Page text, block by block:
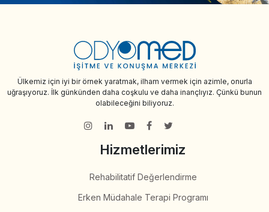
Ülkemiz için iyi bir örnek yaratmak, ilham vermek için azimle, onurla
uğraşıyoruz. İlk günkünden daha coşkulu ve daha inançlıyız. Çünkü bunun
olabileceğini biliyoruz.
Hizmetlerimiz
Rehabilitatif Değerlendirme
Erken Müdahale Terapi Programı